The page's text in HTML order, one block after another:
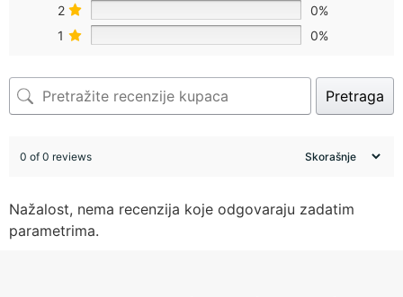
2
0%
1
0%
Pretraga
0 of 0 reviews
Nažalost, nema recenzija koje odgovaraju zadatim
parametrima.